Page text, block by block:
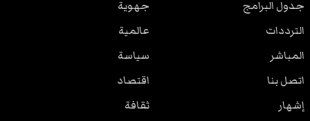
جدول البرامج
الترددات
المباشر
اتصل بنا
إشهار
جهوية
عالمية
سياسة
اقتصاد
ثقافة